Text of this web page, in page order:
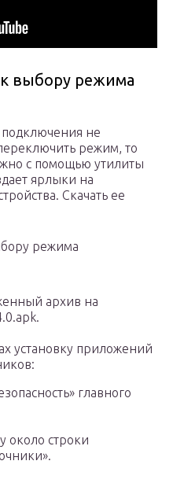
выбору режима
не
режим, то
с помощью утилиты
ярлыки на
Скачать ее
режима
архив на
установку приложений
главного
около строки